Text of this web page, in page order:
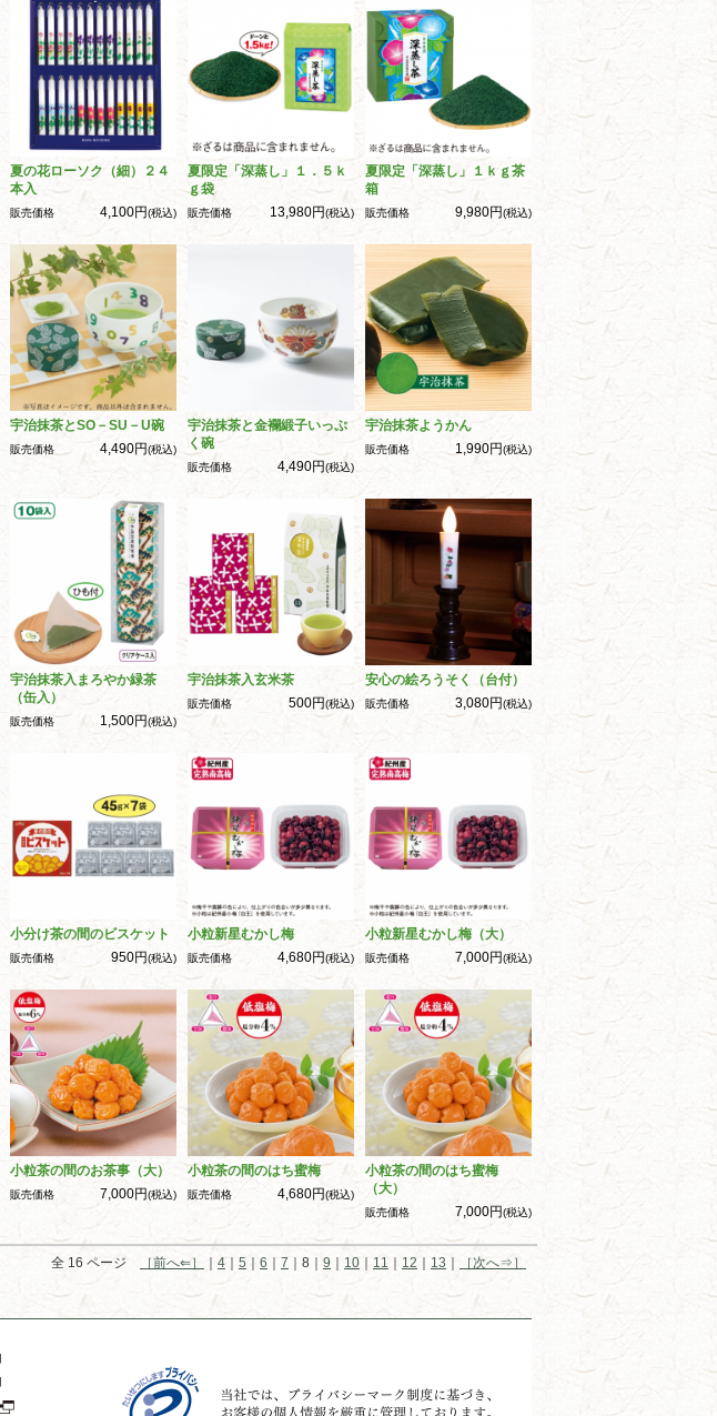
夏の花ローソク（細）２４
本入
販売価格 4,100円(税込)
夏限定「深蒸し」１．５ｋ
ｇ袋
販売価格 13,980円(税込)
夏限定「深蒸し」１ｋｇ茶
箱
販売価格 9,980円(税込)
宇治抹茶とSO－SU－U碗
販売価格 4,490円(税込)
宇治抹茶と金襴緞子いっぷ
く碗
販売価格 4,490円(税込)
宇治抹茶ようかん
販売価格 1,990円(税込)
宇治抹茶入まろやか緑茶
（缶入）
販売価格 1,500円(税込)
宇治抹茶入玄米茶
販売価格 500円(税込)
安心の絵ろうそく（台付）
販売価格 3,080円(税込)
小分け茶の間のビスケット
販売価格 950円(税込)
小粒新星むかし梅
販売価格 4,680円(税込)
小粒新星むかし梅（大）
販売価格 7,000円(税込)
小粒茶の間のお茶事（大）
販売価格 7,000円(税込)
小粒茶の間のはち蜜梅
販売価格 4,680円(税込)
小粒茶の間のはち蜜梅
（大）
販売価格 7,000円(税込)
全 16 ページ ［前へ⇐］ 4 5 6 7 ｜8｜ 9 10 11 12 13 ［次へ⇒］